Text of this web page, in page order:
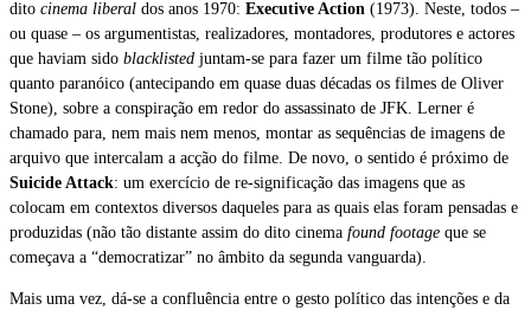
dito cinema liberal dos anos 1970: Executive Action (1973). Neste, todos –
ou quase – os argumentistas, realizadores, montadores, produtores e actores
que haviam sido blacklisted juntam-se para fazer um filme tão político
quanto paranóico (antecipando em quase duas décadas os filmes de Oliver
Stone), sobre a conspiração em redor do assassinato de JFK. Lerner é
chamado para, nem mais nem menos, montar as sequências de imagens de
arquivo que intercalam a acção do filme. De novo, o sentido é próximo de
Suicide Attack: um exercício de re-significação das imagens que as
colocam em contextos diversos daqueles para as quais elas foram pensadas e
produzidas (não tão distante assim do dito cinema found footage que se
começava a “democratizar” no âmbito da segunda vanguarda).
Mais uma vez, dá-se a confluência entre o gesto político das intenções e da